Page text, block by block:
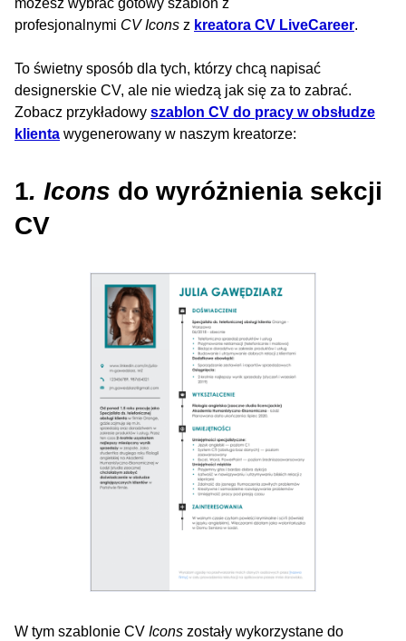
możesz wybrać gotowy szablon z
profesjonalnymi CV Icons z kreatora CV LiveCareer.
To świetny sposób dla tych, którzy chcą napisać
designerskie CV, ale nie wiedzą jak się za to zabrać.
Zobacz przykładowy szablon CV do pracy w obsłudze
klienta wygenerowany w naszym kreatorze:
1. Icons do wyróżnienia sekcji
CV
W tym szablonie CV Icons zostały wykorzystane do